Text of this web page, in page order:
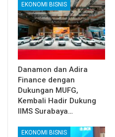
EKONOMI BISNIS
Danamon dan Adira
Finance dengan
Dukungan MUFG,
Kembali Hadir Dukung
IIMS Surabaya…
EKONOMI BISNIS